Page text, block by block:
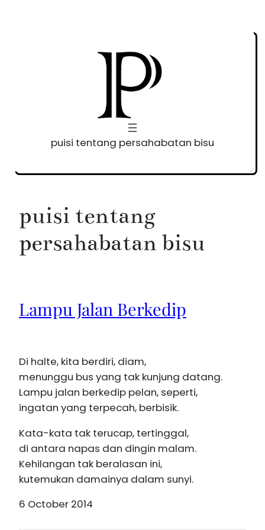
puisi tentang persahabatan bisu
puisi tentang
persahabatan bisu
Lampu Jalan Berkedip
Di halte, kita berdiri, diam,
menunggu bus yang tak kunjung datang.
Lampu jalan berkedip pelan, seperti,
ingatan yang terpecah, berbisik.
Kata-kata tak terucap, tertinggal,
di antara napas dan dingin malam.
Kehilangan tak beralasan ini,
kutemukan damainya dalam sunyi.
6 October 2014